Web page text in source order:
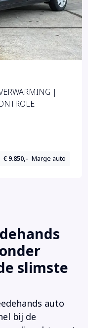
|
€ 9.850,- Marge auto
slimste
auto
bij de